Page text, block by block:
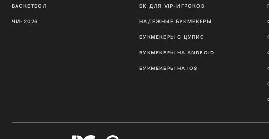
БАСКЕТБОЛ
ЧМ-2026
БК ДЛЯ VIP-ИГРОКОВ
НАДЕЖНЫЕ БУКМЕКЕРЫ
БУКМЕКЕРЫ С ЦУПИС
БУКМЕКЕРЫ НА ANDROID
БУКМЕКЕРЫ НА IOS